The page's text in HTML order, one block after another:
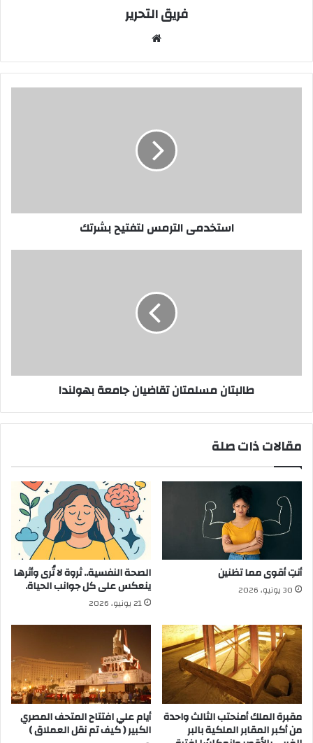
فريق التحرير
استخدمى الترمس لتفتيح بشرتك
طالبتان مسلمتان تقاضيان جامعة بهولندا
مقالات ذات صلة
أنتِ أقوى مما تظنين
30 يونيو، 2026
الصحة النفسية.. ثروة لا تُرى وأثرها
ينعكس على كل جوانب الحياة.
21 يونيو، 2026
مقبرة الملك أمنحتب الثالث واحدة
من أكبر المقابر الملكية بالبر
أيام علي افتتاح المتحف المصري
الكبير ( كيف تم نقل العملاق )